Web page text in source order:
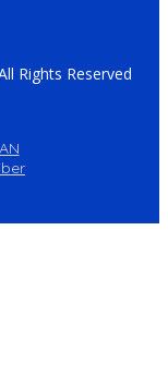
Rights Reserved